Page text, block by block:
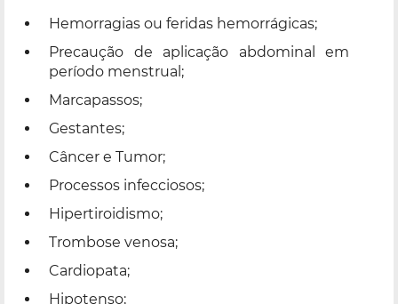
Hemorragias ou feridas hemorrágicas;
Precaução de aplicação abdominal em
período menstrual;
Marcapassos;
Gestantes;
Câncer e Tumor;
Processos infecciosos;
Hipertiroidismo;
Trombose venosa;
Cardiopata;
Hipotenso;